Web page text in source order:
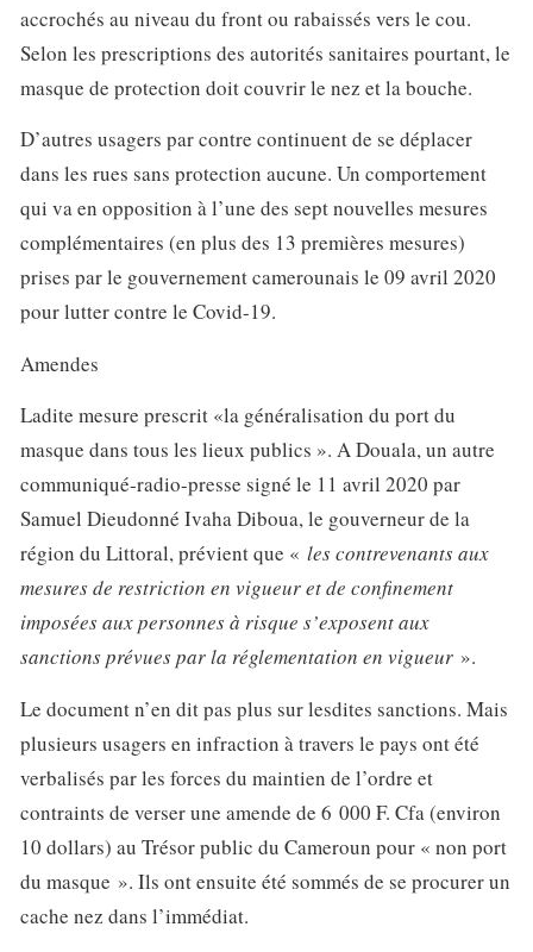
accrochés au niveau du front ou rabaissés vers le cou.
Selon les prescriptions des autorités sanitaires pourtant, le
masque de protection doit couvrir le nez et la bouche.
D’autres usagers par contre continuent de se déplacer
dans les rues sans protection aucune. Un comportement
qui va en opposition à l’une des sept nouvelles mesures
complémentaires (en plus des 13 premières mesures)
prises par le gouvernement camerounais le 09 avril 2020
pour lutter contre le Covid-19.
Amendes
Ladite mesure prescrit «la généralisation du port du
masque dans tous les lieux publics ». A Douala, un autre
communiqué-radio-presse signé le 11 avril 2020 par
Samuel Dieudonné Ivaha Diboua, le gouverneur de la
région du Littoral, prévient que « les contrevenants aux
mesures de restriction en vigueur et de confinement
imposées aux personnes à risque s’exposent aux
sanctions prévues par la réglementation en vigueur ».
Le document n’en dit pas plus sur lesdites sanctions. Mais
plusieurs usagers en infraction à travers le pays ont été
verbalisés par les forces du maintien de l’ordre et
contraints de verser une amende de 6 000 F. Cfa (environ
10 dollars) au Trésor public du Cameroun pour « non port
du masque ». Ils ont ensuite été sommés de se procurer un
cache nez dans l’immédiat.